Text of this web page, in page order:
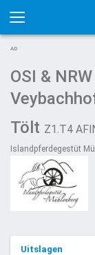
Toggle
navigation
AD
OSI &
Tölt Z1.T4
Islandpferdegestüt
Uitslagen